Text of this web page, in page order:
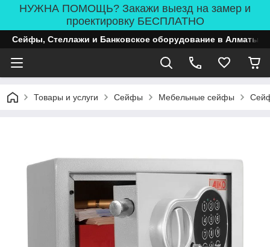
НУЖНА ПОМОЩЬ? Закажи выезд на замер и
проектировку БЕСПЛАТНО
Сейфы, Стеллажи и Банковское оборудование в Алматы
Товары и услуги Сейфы Мебельные сейфы